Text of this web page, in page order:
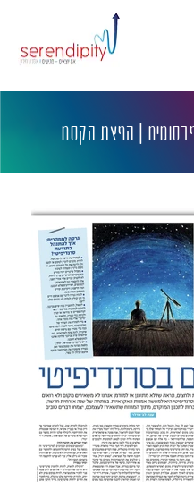
| הפצת הקסם